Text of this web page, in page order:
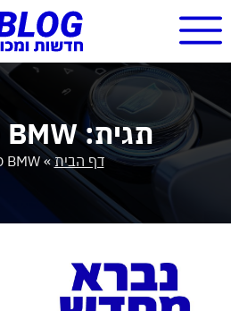
תגית: BMW סדרה 3
דף הבית»BMW סדרה 3